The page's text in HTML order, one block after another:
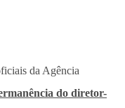
da Agência
do diretor-